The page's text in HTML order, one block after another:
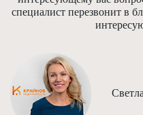
специалист перезвонит в